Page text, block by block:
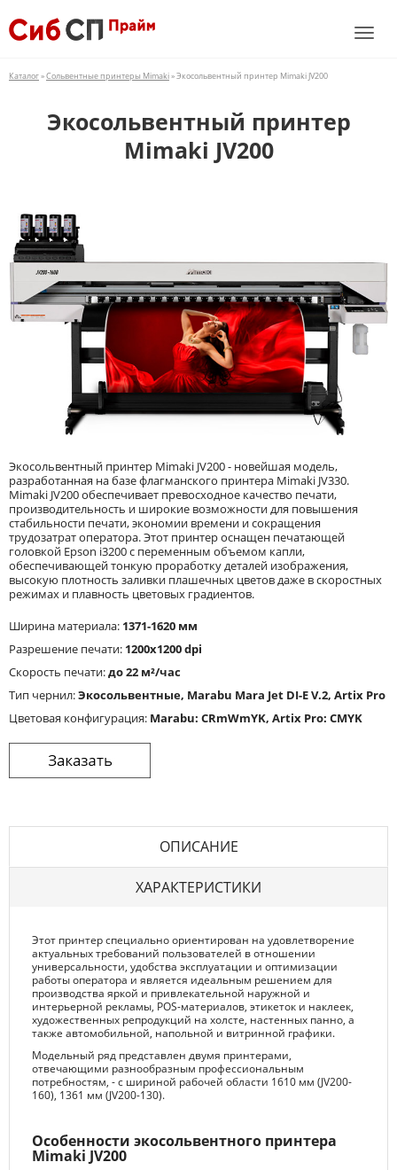
Каталог»Сольвентные принтеры Mimaki» Экосольвентный принтер Mimaki JV200
Экосольвентный принтер
Mimaki JV200
Экосольвентный принтер Mimaki JV200 - новейшая модель,
разработанная на базе флагманского принтера Mimaki JV330.
Mimaki JV200 обеспечивает превосходное качество печати,
производительность и широкие возможности для повышения
стабильности печати, экономии времени и сокращения
трудозатрат оператора. Этот принтер оснащен печатающей
головкой Epson i3200 с переменным объемом капли,
обеспечивающей тонкую проработку деталей изображения,
высокую плотность заливки плашечных цветов даже в скоростных
режимах и плавность цветовых градиентов.
Ширина материала: 1371-1620 мм
Разрешение печати: 1200x1200 dpi
Скорость печати:до 22 м²/час
Тип чернил:Экосольвентные, Marabu Mara Jet DI-E V.2, Artix Pro
Цветовая конфигурация: Marabu: CRmWmYK, Artix Pro: CMYK
ОПИСАНИЕ
ХАРАКТЕРИСТИКИ
Этот принтер специально ориентирован на удовлетворение
актуальных требований пользователей в отношении
универсальности, удобства эксплуатации и оптимизации
работы оператора и является идеальным решением для
производства яркой и привлекательной наружной и
интерьерной рекламы, POS-материалов, этикеток и наклеек,
художественных репродукций на холсте, настенных панно, а
также автомобильной, напольной и витринной графики.
Модельный ряд представлен двумя принтерами,
отвечающими разнообразным профессиональным
потребностям, - с шириной рабочей области 1610 мм (JV200-
160), 1361 мм (JV200-130).
Особенности экосольвентного принтера
Mimaki JV200